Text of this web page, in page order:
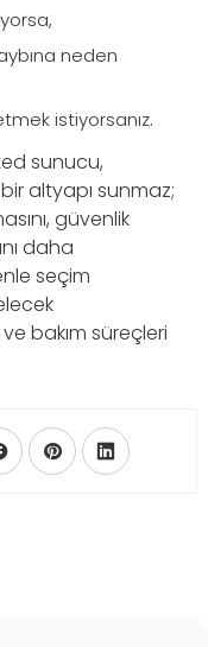
neden
istiyorsanız.
sunucu,
altyapı sunmaz;
güvenlik
daha
seçim
bakım süreçleri